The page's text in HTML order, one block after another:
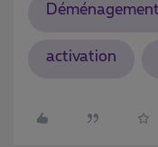
Déménagement
activation